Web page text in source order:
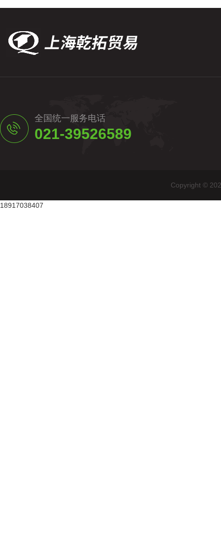
全国统一服务电话
021-39526589
Copyright ©
18917038407